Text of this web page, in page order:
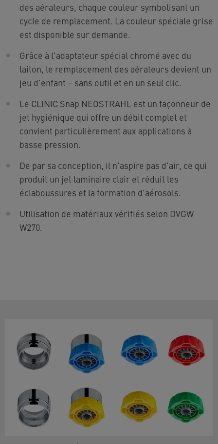
des aérateurs, chaque couleur symbolisant un
cycle de remplacement. La couleur spéciale grise
est disponible sur demande.
Grâce à l'adaptateur spécial chromé avec du
laiton, le remplacement des aérateurs devient un
jeu d'enfant – sans outil et en un seul clic.
Le CLINIC Snap NEOSTRAHL est un façonneur de
jet hygiénique qui offre un débit complet et
convient particulièrement aux applications à
basse pression.
De par sa conception, il n'aspire pas d'air, ce qui
produit un jet laminaire clair et réduit les
éclaboussures et la formation d'aérosols.
Utilisation de matériaux vérifiés selon DVGW
W270.